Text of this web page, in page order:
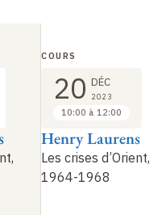
Les crises d’Orient,
1964-1968
Henry Laurens
COURS
20 DÉC
2023
10:00 à 12:00